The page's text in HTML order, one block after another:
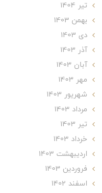
تير 1404
بهمن 1403
دی 1403
آذر 1403
آبان 1403
مهر 1403
شهریور 1403
مرداد 1403
تير 1403
خرداد 1403
ارديبهشت 1403
فروردین 1403
اسفند 1402